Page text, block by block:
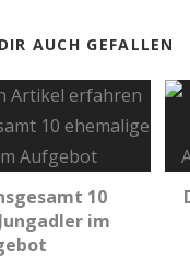
AUCH GEFALLEN
10
im